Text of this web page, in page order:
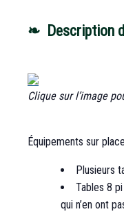
❧ Description
Clique sur l’image
Équipements sur
Plusieurs
Tables 8
qui n’en ont